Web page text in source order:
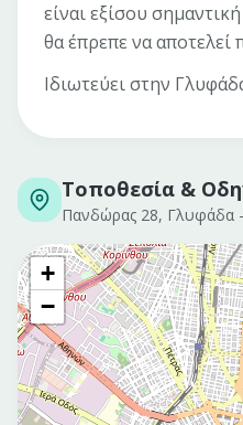
είναι εξίσου
θα έπρεπε να αποτελεί
Ιδιωτεύει στην
Τοποθεσία &
Πανδώρας 28, Γλυφάδα
+
−